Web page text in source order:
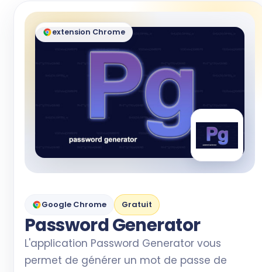
extension Chrome
Google Chrome Gratuit
Password Generator
L'application Password Generator vous
permet de générer un mot de passe de